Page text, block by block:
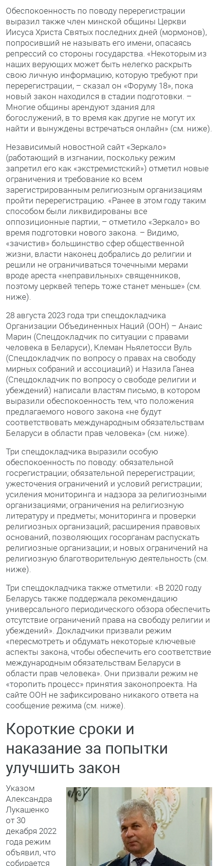
Обеспокоенность по поводу перерегистрации
выразил также член минской общины Церкви
Иисуса Христа Святых последних дней (мормонов),
попросивший не называть его имени, опасаясь
репрессий со стороны государства. «Некоторым из
наших верующих может быть нелегко раскрыть
свою личную информацию, которую требуют при
перерегистрации, – сказал он «Форуму 18», пока
новый закон находился в стадии подготовки. –
Многие общины арендуют здания для
богослужений, в то время как другие не могут их
найти и вынуждены встречаться онлайн» (см. ниже).
Независимый новостной сайт «Зеркало»
(работающий в изгнании, поскольку режим
запретил его как «экстремистский») отметил новые
ограничения и требование ко всем
зарегистрированным религиозным организациям
пройти перерегистрацию. «Ранее в этом году таким
способом были ликвидированы все
оппозиционные партии, – отметило «Зеркало» во
время подготовки нового закона. – Видимо,
«зачистив» большинство сфер общественной
жизни, власти наконец добрались до религии и
решили не ограничиваться точечными мерами
вроде ареста «неправильных» священников,
поэтому церквей теперь тоже станет меньше» (см.
ниже).
28 августа 2023 года три спецдокладчика
Организации Объединенных Наций (ООН) – Анаис
Марин (Спецдокладчик по ситуации с правами
человека в Беларуси), Клеман Ньялетосси Вуль
(Спецдокладчик по вопросу о правах на свободу
мирных собраний и ассоциаций) и Назила Ганеа
(Спецдокладчик по вопросу о свободе религии и
убеждений) написали властям письмо, в котором
выразили обеспокоенность тем, что положения
предлагаемого нового закона «не будут
соответствовать международным обязательствам
Беларуси в области прав человека» (см. ниже).
Три спецдокладчика выразили особую
обеспокоенность по поводу: обязательной
госрегистрации; обязательной перерегистрации;
ужесточения ограничений и условий регистрации;
усиления мониторинга и надзора за религиозными
организациями; ограничения на религиозную
литературу и предметы; мониторинга и проверки
религиозных организаций; расширения правовых
оснований, позволяющих госорганам распускать
религиозные организации; и новых ограничений на
религиозную благотворительную деятельность (см.
ниже).
Три спецдокладчика также отметили: «В 2020 году
Беларусь также поддержала рекомендацию
универсального периодического обзора обеспечить
отсутствие ограничений права на свободу религии и
убеждений». Докладчики призвали режим
«пересмотреть и обдумать некоторые ключевые
аспекты закона, чтобы обеспечить его соответствие
международным обязательствам Беларуси в
области прав человека». Они призвали режим не
«торопить процесс» принятия законопроекта. На
сайте ООН не зафиксировано никакого ответа на
сообщение режима (см. ниже).
Короткие сроки и
наказание за попытки
улучшить закон
Указом
Александра
Лукашенко
от 30
декабря 2022
года режим
объявил, что
собирается